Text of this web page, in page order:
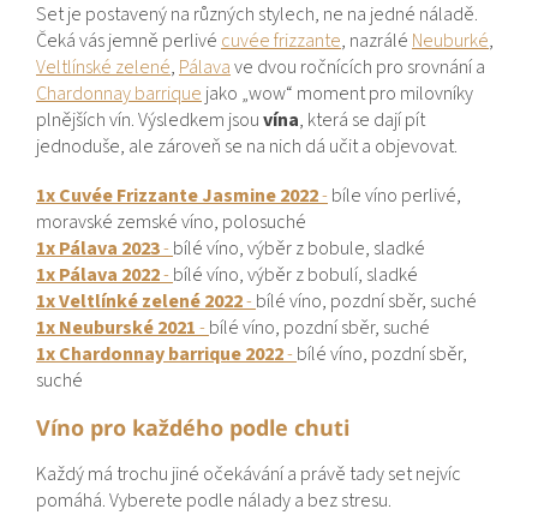
Set je postavený na různých stylech, ne na jedné náladě.
Čeká vás jemně perlivé cuvée frizzante, nazrálé Neuburké,
Veltlínské zelené, Pálavave dvou ročnících pro srovnání a
Chardonnay barrique jako „wow“ moment pro milovníky
plnějších vín. Výsledkem jsouvína, která se dají pít
jednoduše, ale zároveň se na nich dá učit a objevovat.
1x Cuvée Frizzante Jasmine 2022- bíle víno perlivé,
moravské zemské víno, polosuché
1x Pálava 2023- bílé víno, výběr z bobule, sladké
1x Pálava 2022- bílé víno, výběr z bobulí, sladké
1x Veltlínké zelené 2022- bílé víno, pozdní sběr, suché
1x Neuburské 2021- bílé víno, pozdní sběr, suché
1x Chardonnay barrique 2022- bílé víno, pozdní sběr,
suché
Víno pro každého podle chuti
Každý má trochu jiné očekávání a právě tady set nejvíc
pomáhá. Vyberete podle nálady a bez stresu.